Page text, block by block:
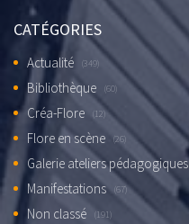
CATÉGORIES
Actualité (349)
Bibliothèque (60)
Créa-Flore (12)
Flore en scène (26)
Galerie ateliers pédagogiques
Manifestations (67)
Non classé (191)